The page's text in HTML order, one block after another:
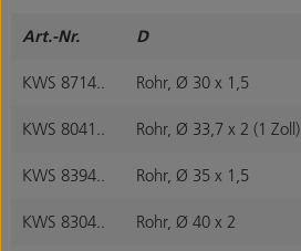
Art.-Nr. D
KWS 8714.. Rohr, Ø 30 x 1,5
KWS 8041.. Rohr, Ø 33,7 x 2 (1 Zoll)
KWS 8394.. Rohr, Ø 35 x 1,5
KWS 8304.. Rohr, Ø 40 x 2